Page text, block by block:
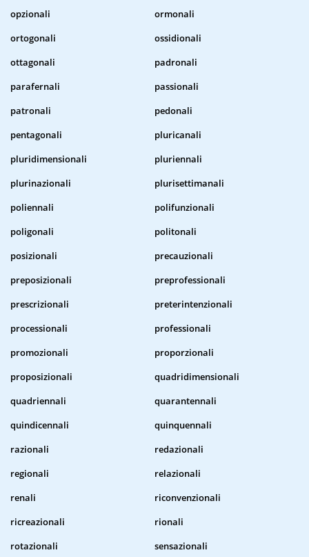
opzionali
ormonali
ortogonali
ossidionali
ottagonali
padronali
parafernali
passionali
patronali
pedonali
pentagonali
pluricanali
pluridimensionali
pluriennali
plurinazionali
plurisettimanali
poliennali
polifunzionali
poligonali
politonali
posizionali
precauzionali
preposizionali
preprofessionali
prescrizionali
preterintenzionali
processionali
professionali
promozionali
proporzionali
proposizionali
quadridimensionali
quadriennali
quarantennali
quindicennali
quinquennali
razionali
redazionali
regionali
relazionali
renali
riconvenzionali
ricreazionali
rionali
rotazionali
sensazionali